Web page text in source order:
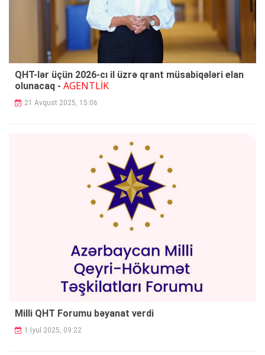
QHT-lər üçün 2026-cı il üzrə qrant müsabiqələri elan
olunacaq - AGENTLİK
21 Avqust 2025, 15:06
Milli QHT Forumu bəyanat verdi
1 İyul 2025, 09:22